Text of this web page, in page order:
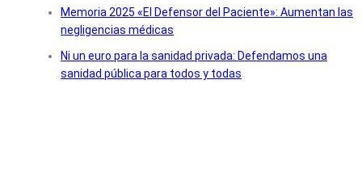
Memoria 2025 «El Defensor del Paciente»: Aumentan las
negligencias médicas
Ni un euro para la sanidad privada: Defendamos una
sanidad pública para todos y todas